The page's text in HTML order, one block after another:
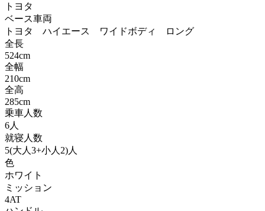
トヨタ
ベース車両
トヨタ ハイエース ワイドボディ ロング
全長
524cm
全幅
210cm
全高
285cm
乗車人数
6人
就寝人数
5(大人3+小人2)人
色
ホワイト
ミッション
4AT